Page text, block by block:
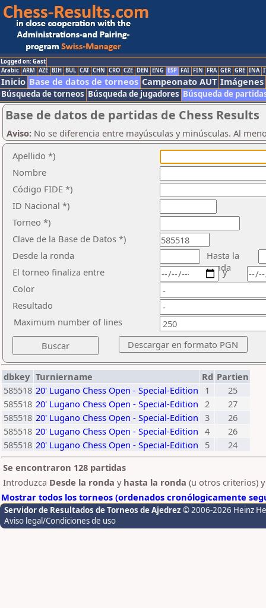
Logged on: Gast
Arabic ARM AZE BIH BUL CAT CHN CRO CZE DEN ENG ESP FAI FIN FRA GER GRE INA
Inicio Base de datos de torneos Campeonato AUT Imágenes
Búsqueda de torneos Búsqueda de jugadores Búsqueda de
Base de datos de partidas de Chess Results
Aviso: No se diferencia entre mayúsculas y minúsculas. Al
Apellido *)
Nombre
Código FIDE *)
ID Nacional *)
Torneo *)
Clave de la Base de Datos *)
Desde la ronda
Hasta la
ronda
El torneo finaliza entre
Color
Resultado
y
Maximum number of lines
dbkey Turniername Rd Partien
585518 20' Lugano Chess Open - Special-Edition 1
25
585518 20' Lugano Chess Open - Special-Edition 2
27
585518 20' Lugano Chess Open - Special-Edition 3
26
585518 20' Lugano Chess Open - Special-Edition 4
26
585518 20' Lugano Chess Open - Special-Edition 5
24
Se encontraron 128 partidas
Introduzca Desde la ronda y hasta la ronda (u otros criterios)
Mostrar todos los torneos (ordenados cronólogicamente
Servidor de Resultados de Torneos de Ajedrez © 2006-2026 Heinz
Aviso legal/Condiciones de uso